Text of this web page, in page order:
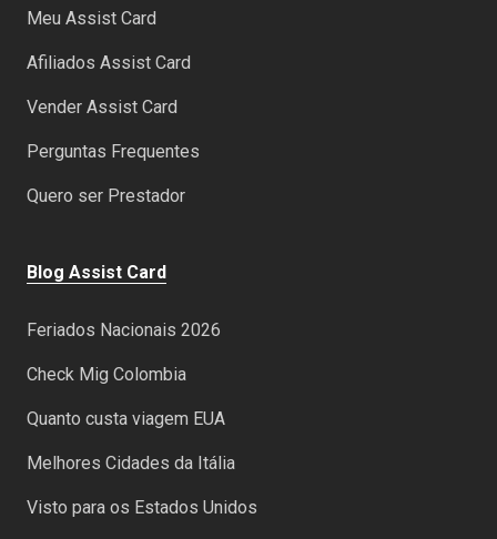
Meu Assist Card
Afiliados Assist Card
Vender Assist Card
Perguntas Frequentes
Quero ser Prestador
Blog Assist Card
Feriados Nacionais 2026
Check Mig Colombia
Quanto custa viagem EUA
Melhores Cidades da Itália
Visto para os Estados Unidos